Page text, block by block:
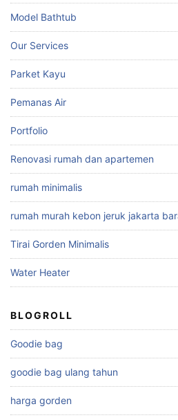
Model Bathtub
Our Services
Parket Kayu
Pemanas Air
Portfolio
Renovasi rumah dan apartemen
rumah minimalis
rumah murah kebon jeruk jakarta
Tirai Gorden Minimalis
Water Heater
BLOGROLL
Goodie bag
goodie bag ulang tahun
harga gorden